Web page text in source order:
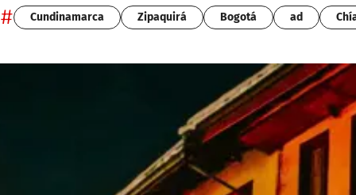
# Cundinamarca Zipaquirá Bogotá ad